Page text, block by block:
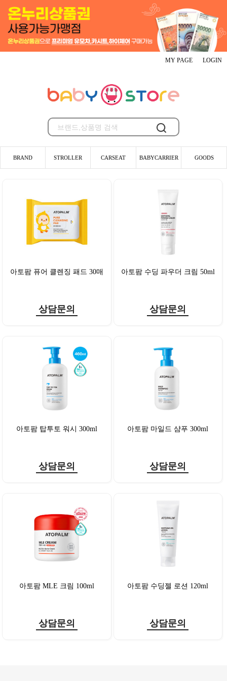
MY PAGE LOGIN
BRAND STROLLER CARSEAT BABYCARRIER GOODS
아토팜 퓨어 클렌징 패드 30매
상담문의
아토팜 수딩 파우더 크림 50ml
상담문의
아토팜 탑투토 워시 300ml
상담문의
아토팜 마일드 샴푸 300ml
상담문의
아토팜 MLE 크림 100ml
상담문의
아토팜 수딩젤 로션 120ml
상담문의